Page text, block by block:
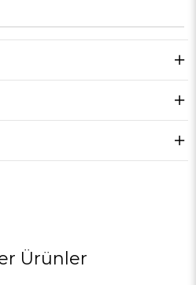
Ürünler